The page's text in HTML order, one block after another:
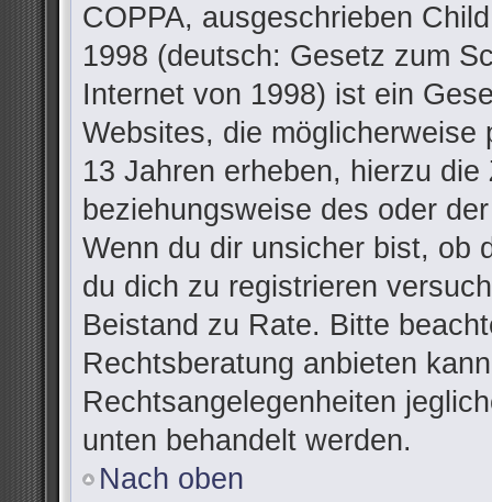
COPPA, ausgeschrieben
1998 (deutsch: Gesetz zum
Internet von 1998) ist ein
Websites, die
13 Jahren erheben, hierzu
beziehungsweise des oder
Wenn du dir unsicher bist, ob
du dich zu registrieren
Beistand zu Rate. Bitte
Rechtsberatung anbieten
Rechtsangelegenheiten
unten behandelt werden.
Nach oben